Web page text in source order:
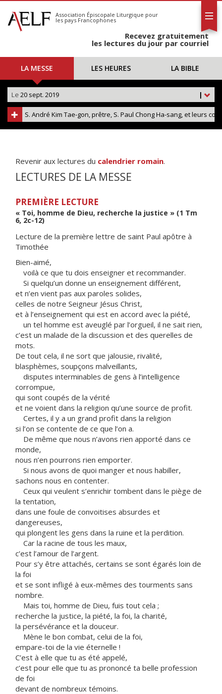
S'abonner
Calendrier
Association Épiscopale Liturgique pour
les pays Francophones
Recevez gratuitement
les lectures du jour par courriel
LA MESSE LES HEURES LA BIBLE
|
Le 20 sept. 2019
S. André Kim Tae-gon, prêtre, S. Paul Chong Ha-sang, et leurs
Revenir aux lectures du calendrier romain.
LECTURES DE LA MESSE
PREMIÈRE LECTURE
« Toi, homme de Dieu, recherche la justice » (1 Tm
6, 2c-12)
Lecture de la première lettre de saint Paul apôtre à
Timothée
Bien-aimé,
voilà ce que tu dois enseigner et recommander.
Si quelqu’un donne un enseignement différent,
et n’en vient pas aux paroles solides,
celles de notre Seigneur Jésus Christ,
et à l’enseignement qui est en accord avec la piété,
un tel homme est aveuglé par l’orgueil, il ne sait rien,
c’est un malade de la discussion et des querelles de
mots.
De tout cela, il ne sort que jalousie, rivalité,
blasphèmes, soupçons malveillants,
disputes interminables de gens à l’intelligence
corrompue,
qui sont coupés de la vérité
et ne voient dans la religion qu’une source de profit.
Certes, il y a un grand profit dans la religion
si l’on se contente de ce que l’on a.
De même que nous n’avons rien apporté dans ce
monde,
nous n’en pourrons rien emporter.
Si nous avons de quoi manger et nous habiller,
sachons nous en contenter.
Ceux qui veulent s’enrichir tombent dans le piège de
la tentation,
dans une foule de convoitises absurdes et
dangereuses,
qui plongent les gens dans la ruine et la perdition.
Car la racine de tous les maux,
c’est l’amour de l’argent.
Pour s’y être attachés, certains se sont égarés loin de
la foi
et se sont infligé à eux-mêmes des tourments sans
nombre.
Mais toi, homme de Dieu, fuis tout cela ;
recherche la justice, la piété, la foi, la charité,
la persévérance et la douceur.
Mène le bon combat, celui de la foi,
empare-toi de la vie éternelle !
C’est à elle que tu as été appelé,
c’est pour elle que tu as prononcé ta belle profession
de foi
devant de nombreux témoins.